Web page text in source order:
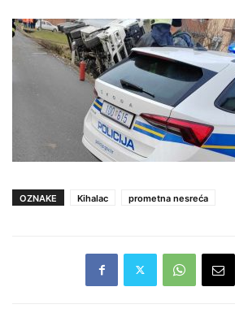
OZNAKE Kihalac prometna nesreća